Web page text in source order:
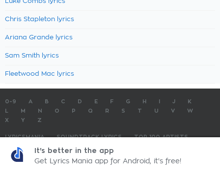
Chris Stapleton lyrics
Ariana Grande lyrics
Sam Smith lyrics
Fleetwood Mac lyrics
0-9 A B C D E F G H J
K
M N O P Q R S T U V
W
X
Y Z
LYRICSMANIA SOUNDTRACK LYRICS
TOP 100 ARTISTS
TOP 100 LYRICS
LyricsMania.com - Copyright © 2026 - All Rights ReservedPrivacy Policy
It's better in the app
Get Lyrics Mania app for Android, it's free!